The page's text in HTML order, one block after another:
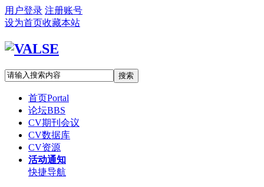
用户登录 注册账号
设为首页收藏本站
搜索
首页Portal
论坛BBS
CV期刊会议
CV数据库
CV资源
活动通知
快捷导航